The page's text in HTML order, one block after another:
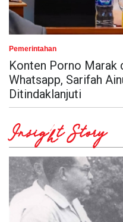
Pemerintahan
Konten Porno Marak
Whatsapp, Sarifah
Ditindaklanjuti
Insight Story